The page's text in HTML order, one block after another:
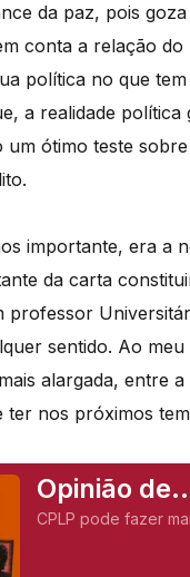
da paz, pois
conta a relação
política no que
a realidade
ótimo teste
importante, era a
da carta
professor
sentido. Ao
alargada, entre
ter nos próximos
Opinião
CPLP pode fazer